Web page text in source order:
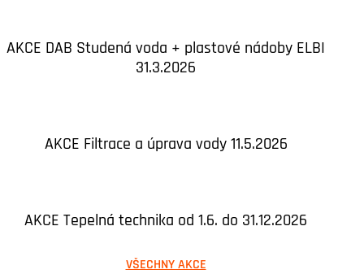
AKCE DAB Studená voda + plastové nádoby ELBI
31.3.2026
AKCE Filtrace a úprava vody 11.5.2026
AKCE Tepelná technika od 1.6. do 31.12.2026
VŠECHNY AKCE